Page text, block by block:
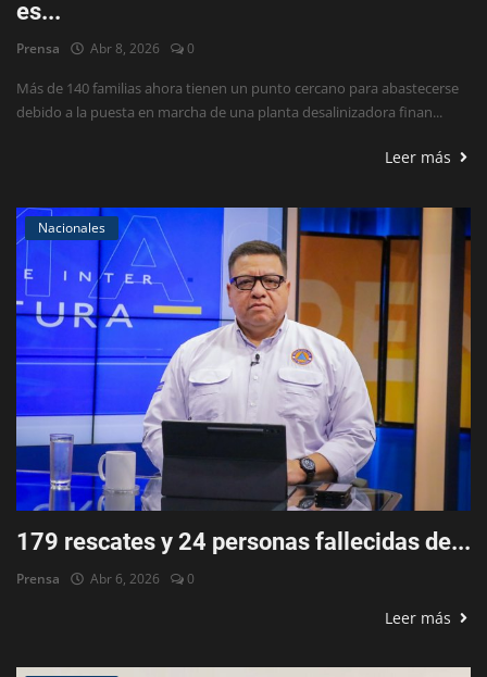
es...
Prensa Abr 8, 2026 0
Más de 140 familias ahora tienen un punto cercano para abastecerse
debido a la puesta en marcha de una planta desalinizadora finan...
Leer más
Nacionales
179 rescates y 24 personas fallecidas de...
Prensa Abr 6, 2026 0
Leer más